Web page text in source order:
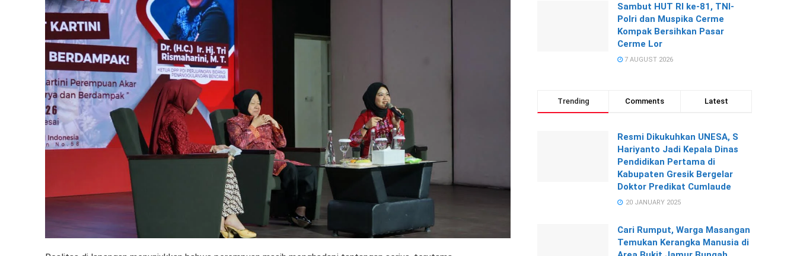
Sambut HUT RI ke-81, TNI-
Polri dan Muspika Cerme
Kompak Bersihkan Pasar
Cerme Lor
7 AUGUST 2026
Trending Comments Latest
Resmi Dikukuhkan UNESA, S
Hariyanto Jadi Kepala Dinas
Pendidikan Pertama di
Kabupaten Gresik Bergelar
Doktor Predikat Cumlaude
20 JANUARY 2025
Cari Rumput, Warga Masangan
Temukan Kerangka Manusia di